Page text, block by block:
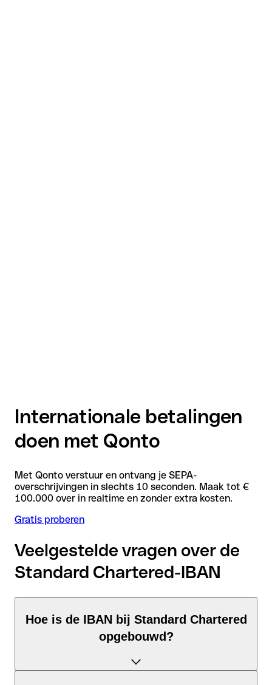
Internationale betalingen
doen met Qonto
Met Qonto verstuur en ontvang je SEPA-
overschrijvingen in slechts 10 seconden. Maak tot €
100.000 over in realtime en zonder extra kosten.
Gratis proberen
Veelgestelde vragen over de
Standard Chartered-IBAN
Hoe is de IBAN bij Standard Chartered
opgebouwd?